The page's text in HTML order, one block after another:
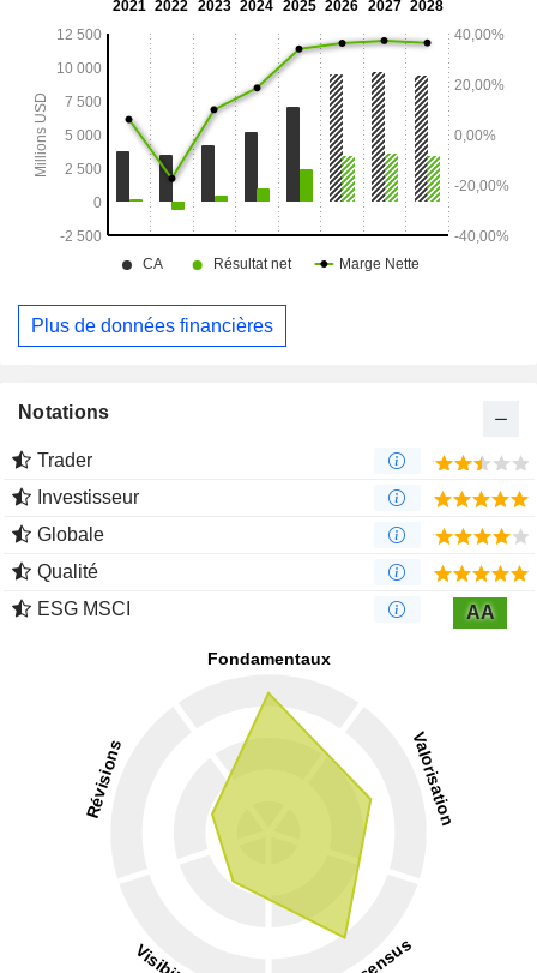
Plus de données financières
Notations
Trader
Investisseur
Globale
Qualité
ESG MSCI
AA